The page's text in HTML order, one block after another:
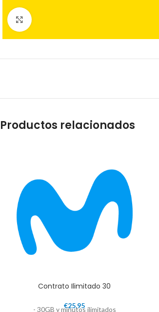
Productos relacionados
Contrato Ilimitado 30
€25,95
- 30GB y minutos ilimitados